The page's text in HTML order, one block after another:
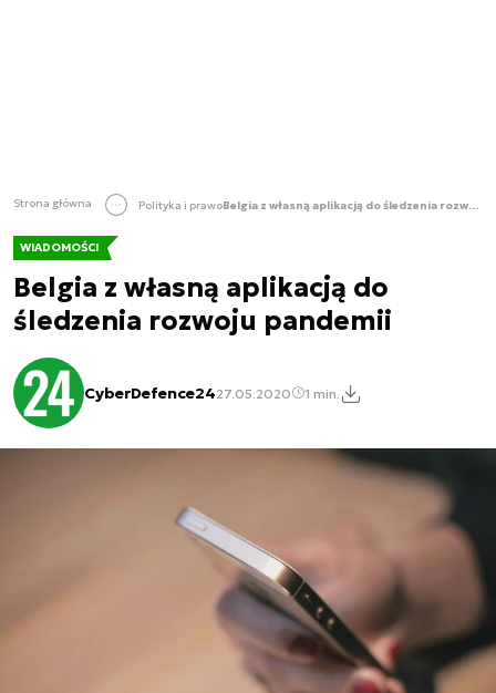
Strona główna Polityka i prawo Belgia z własną aplikacją do śledzenia rozwoju pandemii
WIADOMOŚCI
Belgia z własną aplikacją do
śledzenia rozwoju pandemii
CyberDefence2427.05.2020 1 min.